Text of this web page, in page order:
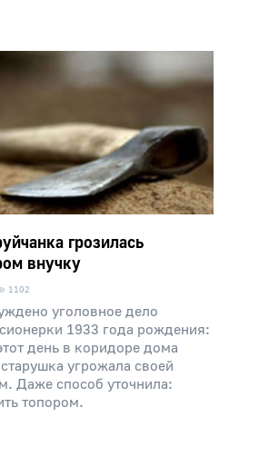
грозилась
внучку
1102
уголовное дело
1933 года рождения:
день в коридоре дома
угрожала своей
Даже способ уточнила:
топором.